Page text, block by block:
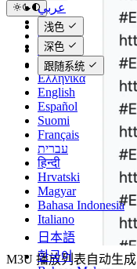
عربي
Català
Čeština
Dansk
Deutsch
Ελληνικά
English
Español
Suomi
Français
עברית
हिन्दी
Hrvatski
Magyar
Bahasa Indonesia
Italiano
日本語
한국어
浅色
深色
跟随系统
M3U 播放列表自动生成